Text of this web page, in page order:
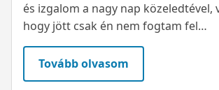
és izgalom a nagy nap közeledtével,
hogy jött csak én nem fogtam fel…
Tovább olvasom